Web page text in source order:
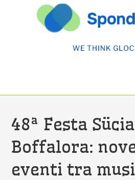
48ª Festa
Boffalora:
eventi tra